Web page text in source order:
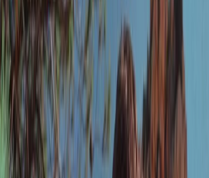
Leveranciers
Inspiratie
Checklist